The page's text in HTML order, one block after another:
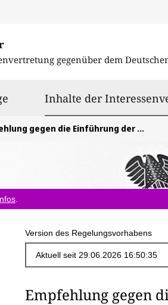
gegenüber dem
Inhalte der
die Einführung der mit dem Leistungsrechtsanpassungsgesetz geplanten Änderungen
Version des Regelungsvorhabens
Empfehlung gegen